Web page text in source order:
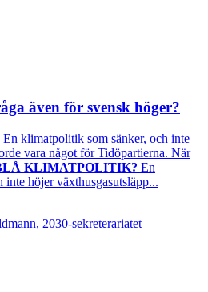
även för svensk höger?
En klimatpolitik som sänker, och inte
vara något för Tidöpartierna. När
KLIMATPOLITIK? En
höjer växthusgasutsläpp...